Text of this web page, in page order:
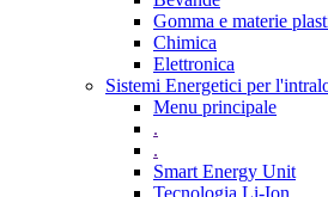
Gomma e materie
Chimica
Elettronica
Sistemi Energetici per
Menu principale
.
.
Smart Energy Unit
Tecnologia Li-Ion